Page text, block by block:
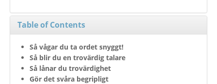
Table of Contents
Så vågar du ta ordet snyggt!
Så blir du en trovärdig talare
Så lånar du trovärdighet
Gör det svåra begripligt